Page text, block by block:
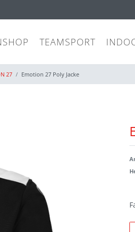
TEAMSPORT
27 Emotion 27 Poly Jacke